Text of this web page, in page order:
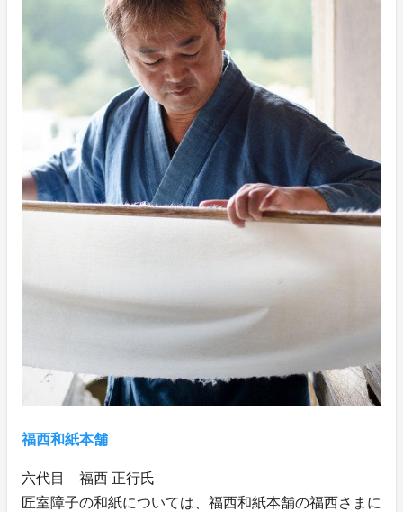
福西和紙本舗
六代目 福西 正行氏
匠室障子の和紙については、福西和紙本舗の福西さまに